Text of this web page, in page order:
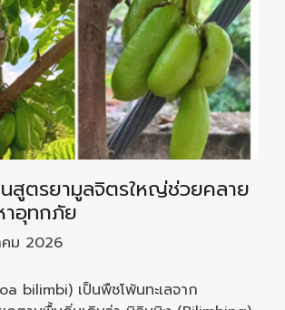
สูตรยามูลจิตรใหญ่ช่วยคลาย
าอุทกภัย
ม 2026
bilimbi) เป็นพืชโพ้นทะเลจาก